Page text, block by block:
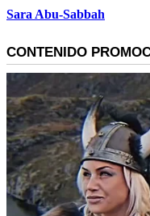
Sara Abu-Sabbah